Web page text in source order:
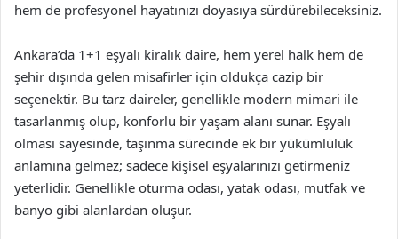
hem de profesyonel hayatınızı doyasıya sürdürebileceksiniz.
Ankara’da 1+1 eşyalı kiralık daire, hem yerel halk hem de
şehir dışında gelen misafirler için oldukça cazip bir
seçenektir. Bu tarz daireler, genellikle modern mimari ile
tasarlanmış olup, konforlu bir yaşam alanı sunar. Eşyalı
olması sayesinde, taşınma sürecinde ek bir yükümlülük
anlamına gelmez; sadece kişisel eşyalarınızı getirmeniz
yeterlidir. Genellikle oturma odası, yatak odası, mutfak ve
banyo gibi alanlardan oluşur.